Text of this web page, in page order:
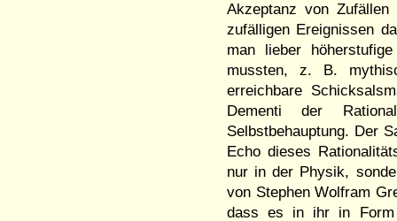
Akzeptanz von
zufälligen Ereignissen
man lieber
mussten, z. B.
erreichbare
Dementi der
Selbstbehauptung. Der
Echo dieses
nur in der Physik,
von Stephen Wolfram
dass es in ihr in Form